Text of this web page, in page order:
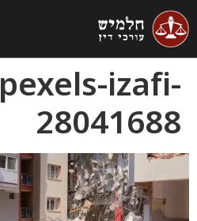
pexels-izafi-
28041688